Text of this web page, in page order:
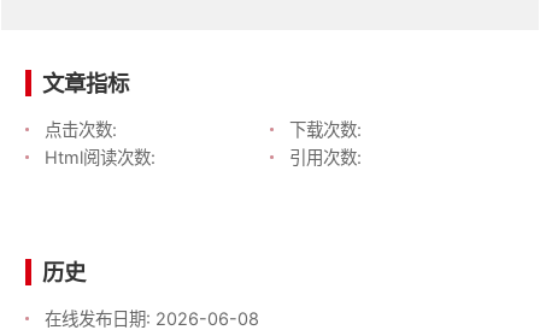
文章指标
点击次数:
下载次数:
Html阅读次数:
引用次数:
历史
在线发布日期: 2026-06-08